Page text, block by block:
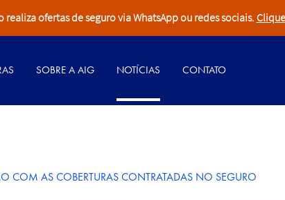
ofertas de seguro via WhatsApp ou redes sociais.
SOBRE A AIG NOTÍCIAS CONTATO
COM AS COBERTURAS CONTRATADAS NO SEGURO